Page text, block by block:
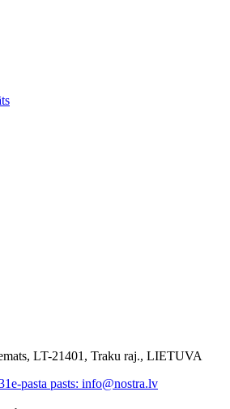
LT-21401, Traku raj., LIETUVA
e-pasta pasts: info@nostra.lv